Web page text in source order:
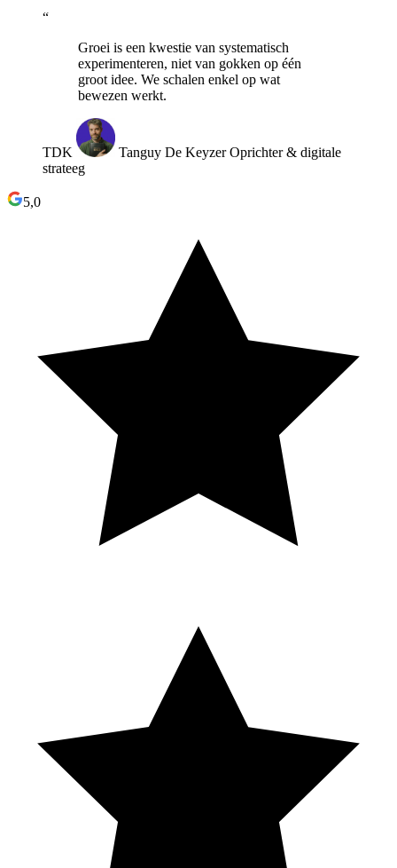
“
Groei is een kwestie van systematisch
experimenteren, niet van gokken op één
groot idee. We schalen enkel op wat
bewezen werkt.
TDK Tanguy De Keyzer Oprichter & digitale
strateeg
5,0